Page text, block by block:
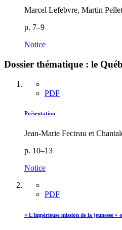
Marcel Lefebvre, Martin
p. 7–9
Notice
Dossier thématique : le
PDF
Présentation
Jean-Marie Fecteau et
p. 10–13
Notice
PDF
« L'impérieuse mission de la jeunesse »